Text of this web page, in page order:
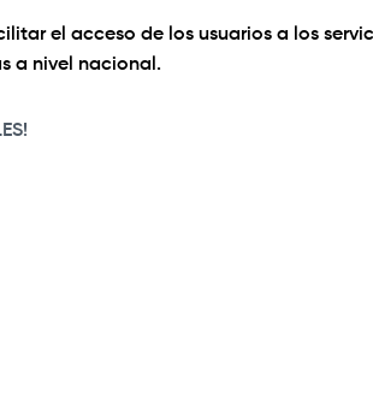
el acceso de los usuarios a los
a nivel nacional.